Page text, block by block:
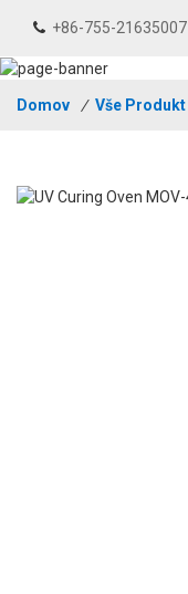
+86-755-21635007
Domov / Vše Produkt